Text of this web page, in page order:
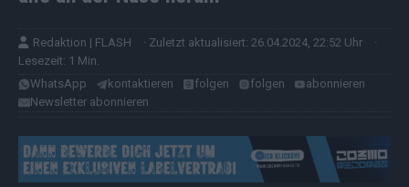
Redaktion | FLASH · Zuletzt aktualisiert: 26.04.2024, 22:52 Uhr
·
Lesezeit: 1 Min.
WhatsApp
kontaktieren folgen folgen
abonnieren
Newsletter abonnieren